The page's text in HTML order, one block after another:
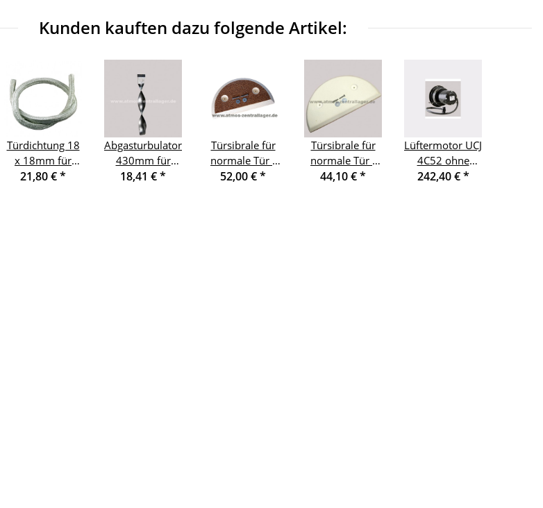
Kunden kauften dazu folgende Artikel:
Türdichtung 18
x 18mm für
normale Tür
21,80 €*
Abgasturbulator
430mm für
DC40GSE
18,41 €*
Türsibrale für
normale Tür -
oben 42mm
52,00 €*
Türsibrale für
normale Tür -
unten 32mm
44,10 €*
Lüftermotor UCJ
4C52 ohne
Zubehör (kleine
242,40 €*